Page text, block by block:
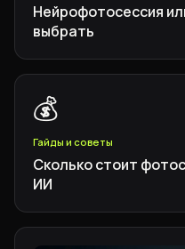
Нейрофотосессия
выбрать
💰
Гайды и советы
Сколько стоит
ИИ